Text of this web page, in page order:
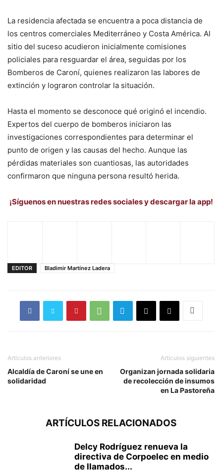
La residencia afectada se encuentra a poca distancia de
los centros comerciales Mediterráneo y Costa América. Al
sitio del suceso acudieron inicialmente comisiones
policiales para resguardar el área, seguidas por los
Bomberos de Caroní, quienes realizaron las labores de
extinción y lograron controlar la situación.
Hasta el momento se desconoce qué originó el incendio.
Expertos del cuerpo de bomberos iniciaron las
investigaciones correspondientes para determinar el
punto de origen y las causas del hecho. Aunque las
pérdidas materiales son cuantiosas, las autoridades
confirmaron que ninguna persona resultó herida.
¡Síguenos en nuestras redes sociales y descargar la app!
EDITOR Bladimir Martínez Ladera
Artículos anteriores
Alcaldía de Caroní se une en
solidaridad
Artículos siguientes
Organizan jornada solidaria
de recolección de insumos
en La Pastoreña
ARTÍCULOS RELACIONADOS
Delcy Rodríguez renueva la
directiva de Corpoelec en medio
de llamados...